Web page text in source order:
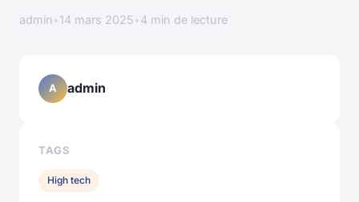
admin •14 mars 2025•4 min de lecture
A admin
TAGS
High tech